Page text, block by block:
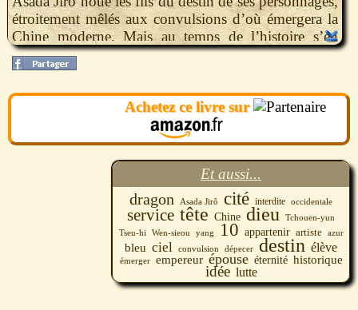
étroitement mêlés aux convulsions d’où émergera la
Chine moderne. Mais au temps de l’histoire s’en
superpose un autre, la sereine éternité d’un ciel plus
bleu que l’azur, peint par un artiste vénitien au
service de Dieu.
Achetez ce livre sur
Et aussi...
dragon Asada Jirô cité interdite occidentale
service tête Chine dieu
Tchouen-yun
Tseu-hi
Wen-sieou yang 10 appartenir artiste azur
bleu ciel convulsion dépecer destin élève
émerger empereur épouse éternité historique
idée lutte